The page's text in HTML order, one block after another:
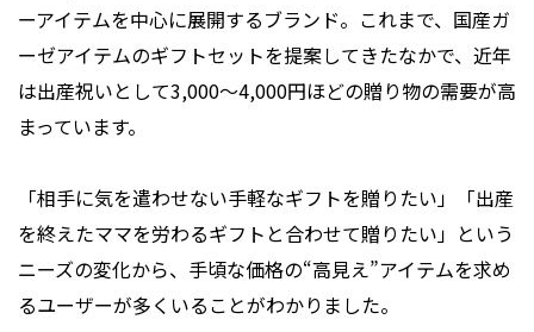
ーアイテムを中心に展開するブランド。これまで、国産ガ
ーゼアイテムのギフトセットを提案してきたなかで、近年
は出産祝いとして3,000〜4,000円ほどの贈り物の需要が高
まっています。
「相手に気を遣わせない手軽なギフトを贈りたい」「出産
を終えたママを労わるギフトと合わせて贈りたい」という
ニーズの変化から、手頃な価格の“高見え”アイテムを求め
るユーザーが多くいることがわかりました。